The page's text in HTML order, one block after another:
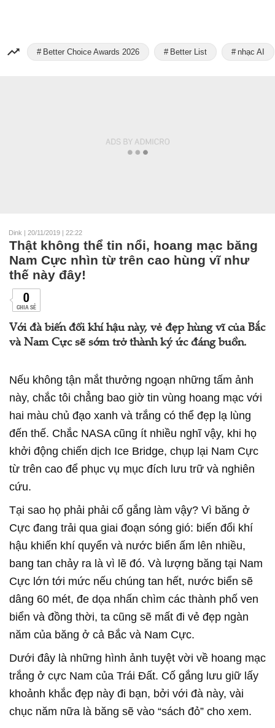
Better Choice Awards 2026 Better List nhạc AI
Dink | 20/11/2019 | 22:22
Thật không thể tin nổi, hoang mạc băng
Nam Cực nhìn từ trên cao hùng vĩ như
thế này đây!
0
CHIA SẺ
Với đà biến đổi khí hậu này, vẻ đẹp hùng vĩ của Bắc
và Nam Cực sẽ sớm trở thành ký ức đáng buồn.
Nếu không tận mắt thưởng ngoạn những tấm ảnh
này, chắc tôi chẳng bao giờ tin vùng hoang mạc với
hai màu chủ đạo xanh và trắng có thể đẹp lạ lùng
đến thế. Chắc NASA cũng ít nhiều nghĩ vậy, khi họ
khởi động chiến dịch Ice Bridge, chụp lại Nam Cực
từ trên cao để phục vụ mục đích lưu trữ và nghiên
cứu.
Tại sao họ phải phải cố gắng làm vậy? Vì băng ở
Cực đang trải qua giai đoạn sóng gió: biến đổi khí
hậu khiến khí quyển và nước biển ấm lên nhiều,
bang tan chảy ra là vì lẽ đó. Và lượng băng tại Nam
Cực lớn tới mức nếu chúng tan hết, nước biển sẽ
dâng 60 mét, đe dọa nhấn chìm các thành phố ven
biển và đồng thời, ta cũng sẽ mất đi vẻ đẹp ngàn
năm của băng ở cả Bắc và Nam Cực.
Dưới đây là những hình ảnh tuyệt vời về hoang mạc
trắng ở cực Nam của Trái Đất. Cố gắng lưu giữ lấy
khoảnh khắc đẹp này đi bạn, bởi với đà này, vài
chục năm nữa là băng sẽ vào “sách đỏ” cho xem.